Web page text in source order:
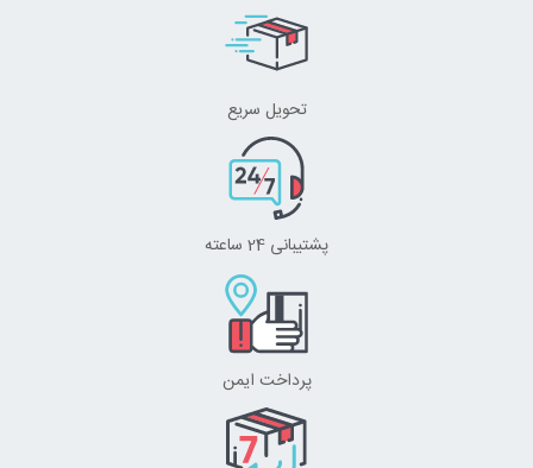
تحویل سریع
پشتیبانی 24 ساعته
پرداخت ایمن